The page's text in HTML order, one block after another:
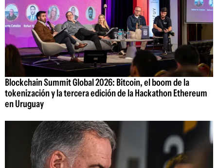
Blockchain Summit Global 2026: Bitcoin, el boom de la
tokenización y la tercera edición de la Hackathon Ethereum
en Uruguay